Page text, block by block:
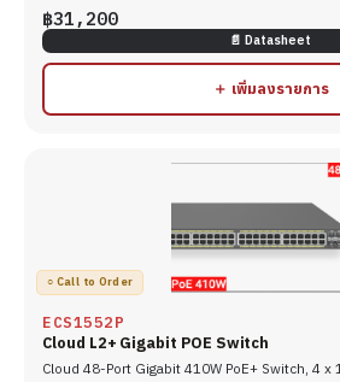
฿31,200
📄 Datasheet
＋ เพิ่มลงรายการ
○ Call to Order
ECS1552P
Cloud L2+ Gigabit POE Switch
Cloud 48-Port Gigabit 410W PoE+ Switch, 4